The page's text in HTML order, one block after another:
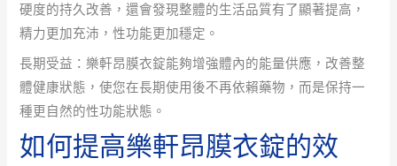
硬度的持久改善，還會發現整體的生活品質有了顯著提高，
精力更加充沛，性功能更加穩定。
長期受益：樂軒昂膜衣錠能夠增強體內的能量供應，改善整
體健康狀態，使您在長期使用後不再依賴藥物，而是保持一
種更自然的性功能狀態。
如何提高樂軒昂膜衣錠的效